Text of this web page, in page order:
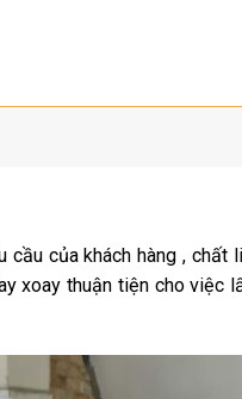
của khách hàng , chất
xoay thuận tiện cho việc